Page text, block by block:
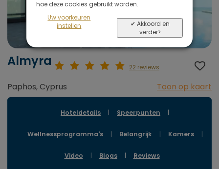
Almyra 22 reviews
Paphos, Cyprus Toon op kaart
Hoteldetails | Speerpunten |
Wellnessprogramma's | Belangrijk | Kamers |
Video | Blogs | Reviews
hoe deze cookies gebruikt worden.
Uw voorkeuren
instellen
✔ Akkoord en
verder>